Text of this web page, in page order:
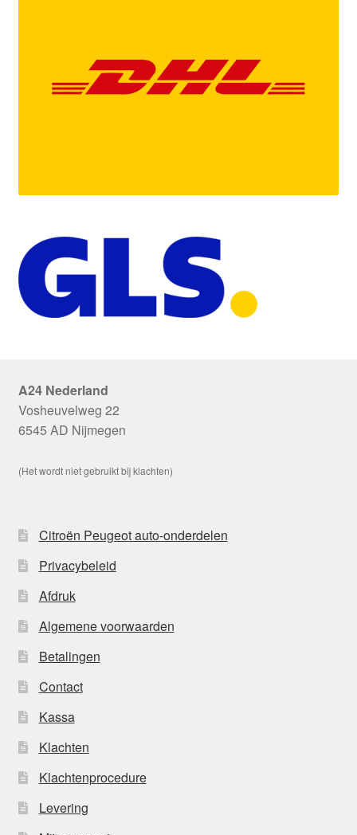
A24 Nederland
Vosheuvelweg 22
6545 AD Nijmegen
(Het wordt niet gebruikt bij klachten)
Citroën Peugeot auto-onderdelen
Privacybeleid
Afdruk
Algemene voorwaarden
Betalingen
Contact
Kassa
Klachten
Klachtenprocedure
Levering